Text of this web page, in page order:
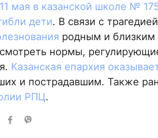
11 мая в казанской школе №
дети. В связи с трагедией
родным и близким
нормы,
Казанская епархия
и пострадавшим. Также
РПЦ.